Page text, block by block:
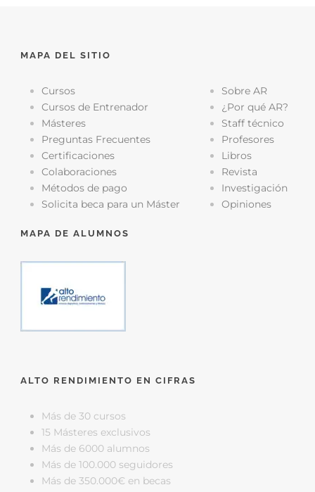
MAPA DEL SITIO
Cursos
Cursos de Entrenador
Másteres
Preguntas Frecuentes
Certificaciones
Colaboraciones
Métodos de pago
Solicita beca para un Máster
Sobre AR
¿Por qué AR?
Staff técnico
Profesores
Libros
Revista
Investigación
Opiniones
MAPA DE ALUMNOS
ALTO RENDIMIENTO EN CIFRAS
Más de 30 cursos
15 Másteres exclusivos
Más de 6000 alumnos
Más de 100.000 seguidores
Más de 350.000€ en becas